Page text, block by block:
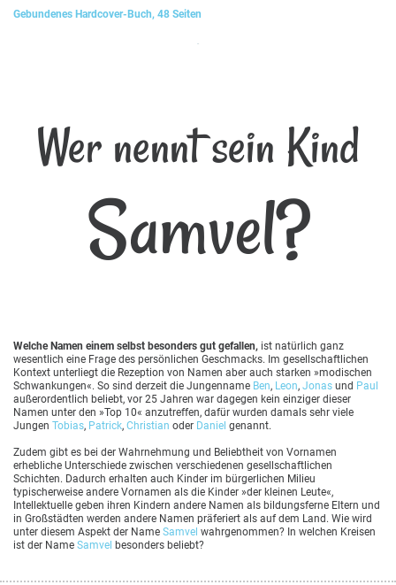
Gebundenes Hardcover-Buch, 48 Seiten
Wer nennt sein Kind
Samvel?
Welche Namen einem selbst besonders gut gefallen, ist natürlich ganz
wesentlich eine Frage des persönlichen Geschmacks. Im gesellschaftlichen
Kontext unterliegt die Rezeption von Namen aber auch starken »modischen
Schwankungen«. So sind derzeit die Jungenname Ben, Leon, Jonas und Paul
außerordentlich beliebt, vor 25 Jahren war dagegen kein einziger dieser
Namen unter den »Top 10« anzutreffen, dafür wurden damals sehr viele
Jungen Tobias, Patrick, Christian oder Daniel genannt.
Zudem gibt es bei der Wahrnehmung und Beliebtheit von Vornamen
erhebliche Unterschiede zwischen verschiedenen gesellschaftlichen
Schichten. Dadurch erhalten auch Kinder im bürgerlichen Milieu
typischerweise andere Vornamen als die Kinder »der kleinen Leute«,
Intellektuelle geben ihren Kindern andere Namen als bildungsferne Eltern und
in Großstädten werden andere Namen präferiert als auf dem Land. Wie wird
unter diesem Aspekt der Name Samvel wahrgenommen? In welchen Kreisen
ist der Name Samvel besonders beliebt?